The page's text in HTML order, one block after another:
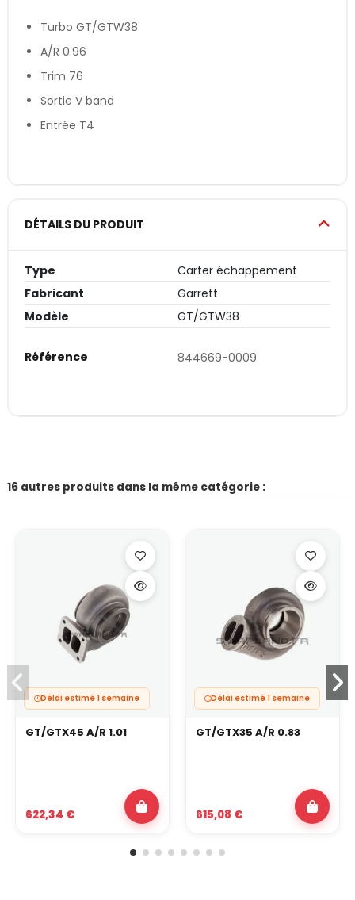
Turbo GT/GTW38
A/R 0.96
Trim 76
Sortie V band
Entrée T4
DÉTAILS DU PRODUIT
Type
Carter échappement
Fabricant
Garrett
Modèle
GT/GTW38
Référence 844669-0009
16 autres produits dans la même catégorie :
Délai estimé 1 semaine
GT/GTX45 A/R 1.01
622,34 €
Délai estimé 1 semaine
GT/GTX35 A/R 0.83
615,08 €